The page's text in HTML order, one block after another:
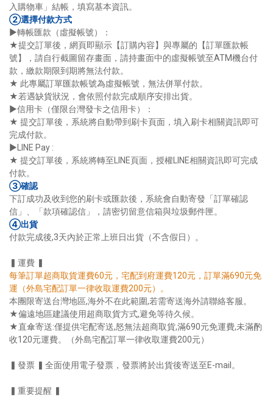
入購物車」結帳，填寫基本資訊。
②選擇付款方式
►轉帳匯款（虛擬帳號）：
★提交訂單後，網頁即顯示【訂購內容】與專屬的【訂單匯款帳
號】，請自行截圖留存畫面，請持畫面中的虛擬帳號至ATM機台付
款，繳款期限到期將無法付款。
★ 此專屬訂單匯款帳號為虛擬帳號，無法併單付款。
★若遇缺貨狀況，會依照付款完成順序安排出貨。
►信用卡（僅限台灣發卡之信用卡）：
★ 提交訂單後，系統將自動帶到刷卡頁面，填入刷卡相關資訊即可
完成付款。
►LINE Pay :
★ 提交訂單後，系統將轉至LINE頁面，授權LINE相關資訊即可完成
付款。
③確認
下訂成功及收到您的刷卡或匯款後，系統會自動寄發「訂單確認
信」、「款項確認信」，請密切留意信箱與垃圾郵件匣。
④出貨
付款完成後,3天內於正常上班日出貨（不含假日）。
▍運費 ▍
每筆訂單超商取貨運費60元，宅配到府運費120元，訂單滿690元免
運（外島宅配訂單一律收取運費200元）。
本團限寄送台灣地區,海外不在此範圍,若需寄送海外請聯絡客服。
★偏遠地區建議使用超商取貨方式,避免等待久候。
★直傘寄送:僅提供宅配寄送,怒無法超商取貨,滿690元免運費,未滿酌
收120元運費。（外島宅配訂單一律收取運費200元）
▍發票 ▍全面使用電子發票，發票將於出貨後寄送至E-mail。
▍重要提醒 ▍